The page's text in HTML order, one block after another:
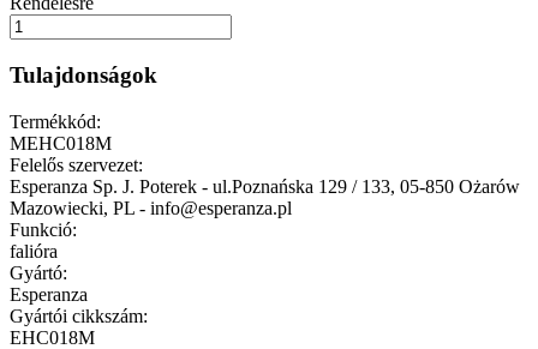
Tulajdonságok
Termékkód:
MEHC018M
Felelős szervezet:
Esperanza Sp. J. Poterek - ul.Poznańska 129 / 133, 05-850 Ożarów
Mazowiecki, PL - info@esperanza.pl
Funkció:
falióra
Gyártó:
Esperanza
Gyártói cikkszám:
EHC018M